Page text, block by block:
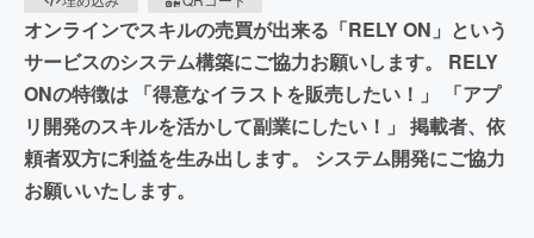
オンラインでスキルの売買が出来る「RELY ON」という
サービスのシステム構築にご協力お願いします。 RELY
ONの特徴は 「得意なイラストを販売したい！」 「アプ
リ開発のスキルを活かして副業にしたい！」 掲載者、依
頼者双方に利益を生み出します。 システム開発にご協力
お願いいたします。